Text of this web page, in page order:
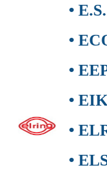
•
•
•
•
•
•